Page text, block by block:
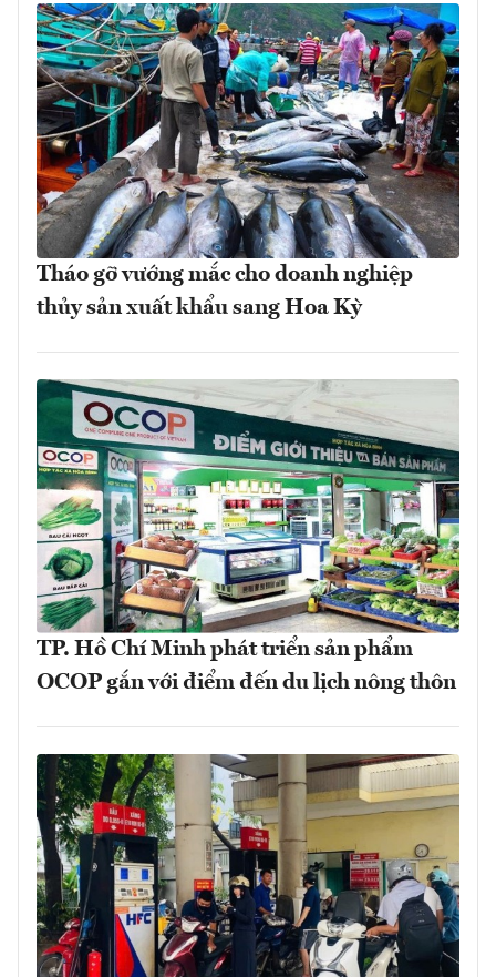
Tháo gỡ vướng mắc cho doanh nghiệp
thủy sản xuất khẩu sang Hoa Kỳ
TP. Hồ Chí Minh phát triển sản phẩm
OCOP gắn với điểm đến du lịch nông thôn